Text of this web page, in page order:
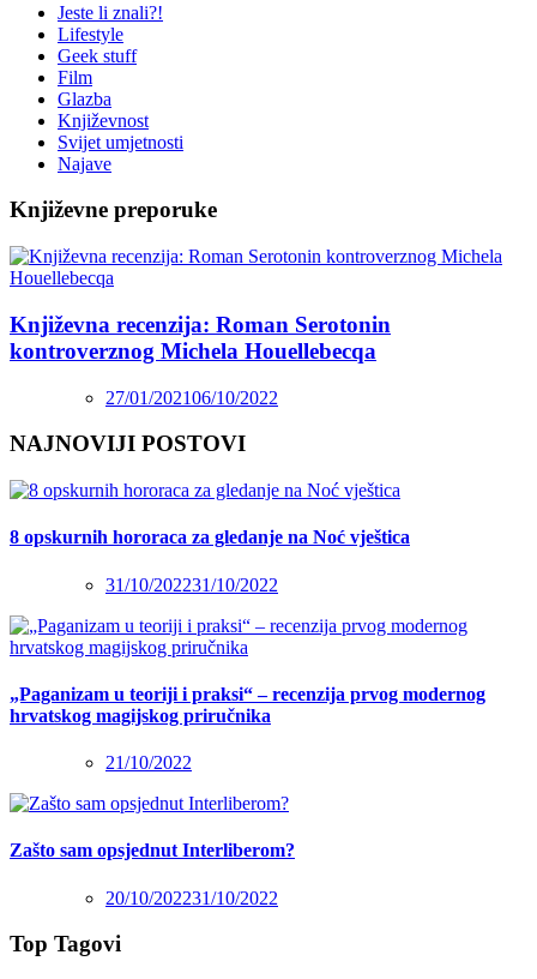
Jeste li znali?!
Lifestyle
Geek stuff
Film
Glazba
Književnost
Svijet umjetnosti
Najave
Književne preporuke
Književna recenzija: Roman Serotonin
kontroverznog Michela Houellebecqa
27/01/202106/10/2022
NAJNOVIJI POSTOVI
8 opskurnih hororaca za gledanje na Noć vještica
31/10/202231/10/2022
„Paganizam u teoriji i praksi“ – recenzija prvog modernog
hrvatskog magijskog priručnika
21/10/2022
Zašto sam opsjednut Interliberom?
20/10/202231/10/2022
Top Tagovi